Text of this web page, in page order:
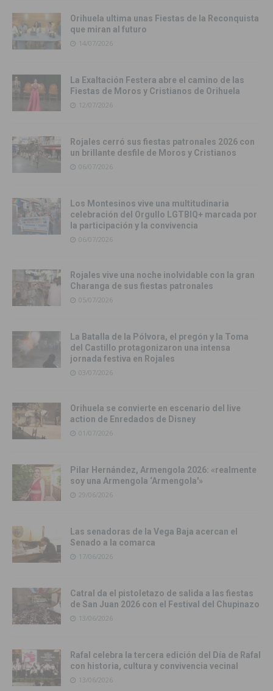
Orihuela ultima unas Fiestas de la Reconquista
que miran al futuro
14/07/2026
La Exaltación Festera abre el camino de las
Fiestas de Moros y Cristianos de Orihuela
12/07/2026
Rojales cerró sus fiestas patronales 2026 con
un brillante desfile de Moros y Cristianos
06/07/2026
Los Montesinos vive una multitudinaria
celebración del Orgullo LGTBIQ+ marcada por
la participación y la convivencia
06/07/2026
Rojales vive una noche inolvidable con la gran
Charanga de sus fiestas patronales
05/07/2026
La Batalla de la Pólvora, el pregón y la Toma
del Castillo protagonizaron una intensa
jornada festiva en Rojales
03/07/2026
Orihuela se convierte en escenario del live
action de Enredados de Disney
01/07/2026
Pilar Hernández, Armengola 2026: «realmente
soy una Armengola ‘Armengola'»
29/06/2026
Las senadoras de la Vega Baja acercan el
Senado a la comarca
17/06/2026
Catral da el pistoletazo de salida a las fiestas
de San Juan 2026 con el Festival del Chupinazo
13/06/2026
Rafal celebra la tercera edición del Día de Rafal
con historia, cultura y convivencia vecinal
13/06/2026